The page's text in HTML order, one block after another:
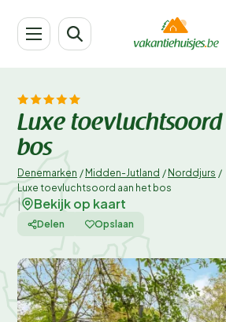
Luxe
bos
Denemarken / Midden-Jutland / Norddjurs /
Luxe toevluchtsoord aan het bos
Bekijk op kaart
Delen Opslaan